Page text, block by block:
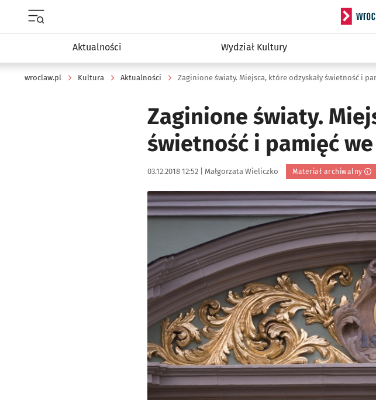
Serwis
Aktualności Wydział Kultury
wroclaw.pl Kultura Aktualności Zaginione światy. Miejsca, które odzyskały świetność i
Zaginione światy.
świetność i pamięć we
Data publikacji:
03.12.2018 12:52 | Autor:
Małgorzata Wieliczko Materiał archiwalny
Kliknij, aby powiększyć